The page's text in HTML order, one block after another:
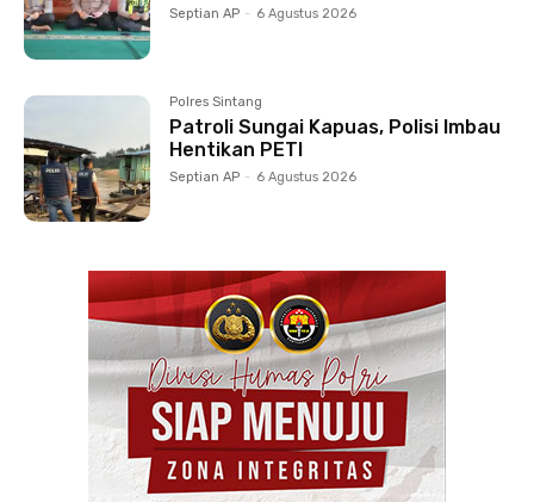
Septian AP - 6 Agustus 2026
Polres Sintang
Patroli Sungai Kapuas, Polisi Imbau
Hentikan PETI
Septian AP - 6 Agustus 2026